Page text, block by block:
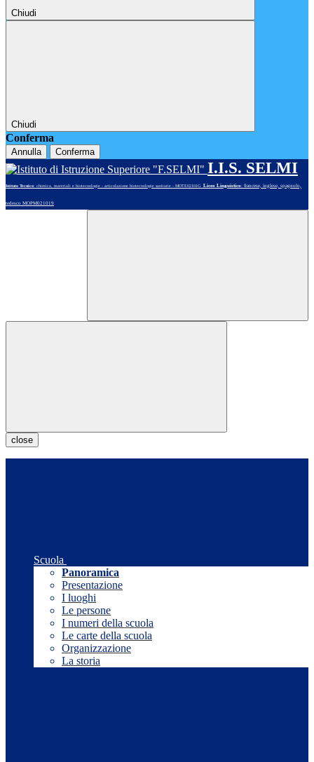
Chiudi
Chiudi
Conferma
Annulla Conferma
I.I.S. SELMI
Istituto Tecnico: chimica, materiali e biotecnologie - articolazione biotecnologie sanitarie - MOTE02101G Liceo Linguistico: francese, inglese, spagnolo,
tedesco MOPM021019
close
Scuola
Panoramica
Presentazione
I luoghi
Le persone
I numeri della scuola
Le carte della scuola
Organizzazione
La storia